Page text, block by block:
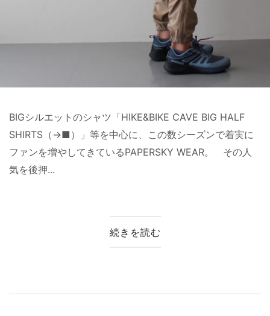
BIGシルエットのシャツ「HIKE&BIKE CAVE BIG HALF
SHIRTS（→■）」等を中心に、この数シーズンで着実に
ファンを増やしてきているPAPERSKY WEAR。 その人
気を後押...
続きを読む